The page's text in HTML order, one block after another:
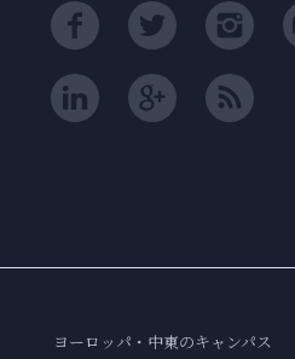
ヨーロッパ・中東のキャンパス